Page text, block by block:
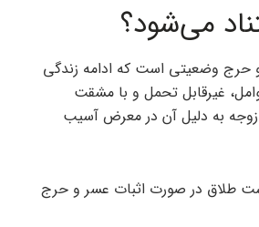
می‌شود؟
وضعیتی است که ادامه زندگی
غیرقابل تحمل و با مشقت
زوجه به دلیل آن در معرض آسیب
طلاق در صورت اثبات عسر و حرج